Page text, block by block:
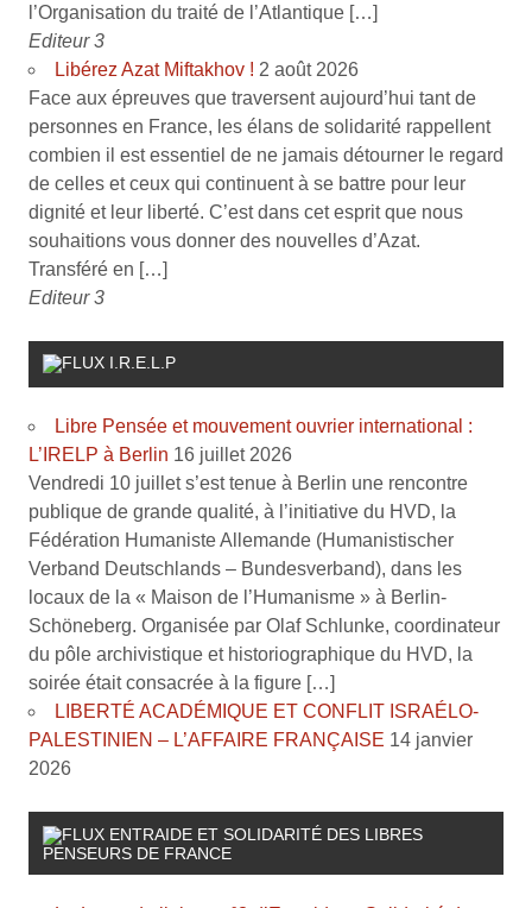
l’Organisation du traité de l’Atlantique […]
Editeur 3
Libérez Azat Miftakhov ! 2 août 2026
Face aux épreuves que traversent aujourd’hui tant de
personnes en France, les élans de solidarité rappellent
combien il est essentiel de ne jamais détourner le regard
de celles et ceux qui continuent à se battre pour leur
dignité et leur liberté. C’est dans cet esprit que nous
souhaitions vous donner des nouvelles d’Azat.
Transféré en […]
Editeur 3
I.R.E.L.P
Libre Pensée et mouvement ouvrier international :
L’IRELP à Berlin 16 juillet 2026
Vendredi 10 juillet s’est tenue à Berlin une rencontre
publique de grande qualité, à l’initiative du HVD, la
Fédération Humaniste Allemande (Humanistischer
Verband Deutschlands – Bundesverband), dans les
locaux de la « Maison de l’Humanisme » à Berlin-
Schöneberg. Organisée par Olaf Schlunke, coordinateur
du pôle archivistique et historiographique du HVD, la
soirée était consacrée à la figure […]
LIBERTÉ ACADÉMIQUE ET CONFLIT ISRAÉLO-
PALESTINIEN – L’AFFAIRE FRANÇAISE 14 janvier
2026
ENTRAIDE ET SOLIDARITÉ DES LIBRES
PENSEURS DE FRANCE